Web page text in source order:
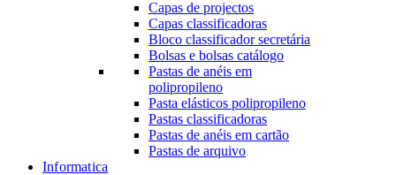
Capas de projectos
Capas classificadoras
Bloco classificador secretária
Bolsas e bolsas catálogo
Pastas de anéis em
polipropileno
Pasta elásticos polipropileno
Pastas classificadoras
Pastas de anéis em cartão
Pastas de arquivo
Informatica